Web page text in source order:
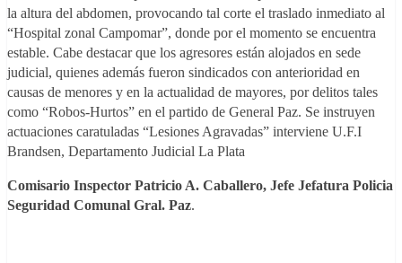
la altura del abdomen, provocando tal corte el traslado inmediato al
“Hospital zonal Campomar”, donde por el momento se encuentra
estable. Cabe destacar que los agresores están alojados en sede
judicial, quienes además fueron sindicados con anterioridad en
causas de menores y en la actualidad de mayores, por delitos tales
como “Robos-Hurtos” en el partido de General Paz. Se instruyen
actuaciones caratuladas “Lesiones Agravadas” interviene U.F.I
Brandsen, Departamento Judicial La Plata
Comisario Inspector Patricio A. Caballero, Jefe Jefatura Policia
Seguridad Comunal Gral. Paz.